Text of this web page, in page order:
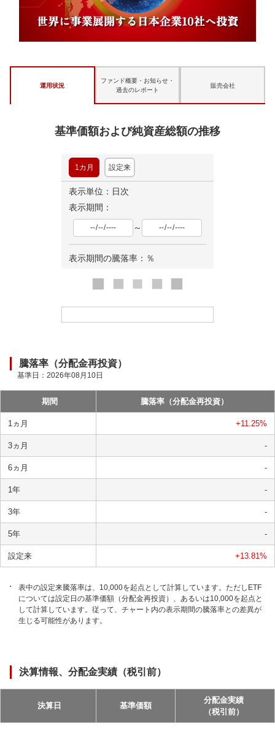
運用状況
ファンド概要・お知らせ・
過去のレポート
販売会社
基準価額および純資産総額の推移
1カ月 設定来
表示単位：日次
表示期間：
～
表示期間の騰落率： ％
騰落率（分配金再投資）
基準日： 2026年08月10日
期間 騰落率（分配金再投資）
1ヵ月 +11.25%
3ヵ月 -
6ヵ月 -
1年 -
3年 -
5年 -
設定来 +13.81%
表中の設定来騰落率は、10,000を起点として計算しています。ただしETF
については設定日の基準価額（分配金再投資）、あるいは10,000を起点と
して計算しています。従って、チャート内の表示期間の騰落率との差異が
生じる可能性があります。
決算情報、分配金実績（税引前）
決算日 基準価額
分配金実績
（税引前）